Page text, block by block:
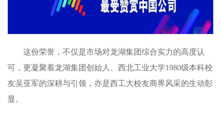
这份荣誉，不仅是市场对龙湖集团综合实力的高度认
可，更凝聚着龙湖集团创始人、西北工业大学1980级本科校
友吴亚军的深耕与引领，亦是西工大校友商界风采的生动彰
显。